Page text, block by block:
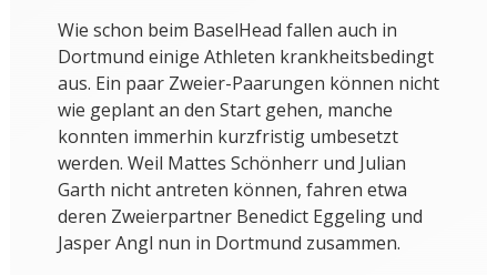
Wie schon beim BaselHead fallen auch in
Dortmund einige Athleten krankheitsbedingt
aus. Ein paar Zweier-Paarungen können nicht
wie geplant an den Start gehen, manche
konnten immerhin kurzfristig umbesetzt
werden. Weil Mattes Schönherr und Julian
Garth nicht antreten können, fahren etwa
deren Zweierpartner Benedict Eggeling und
Jasper Angl nun in Dortmund zusammen.